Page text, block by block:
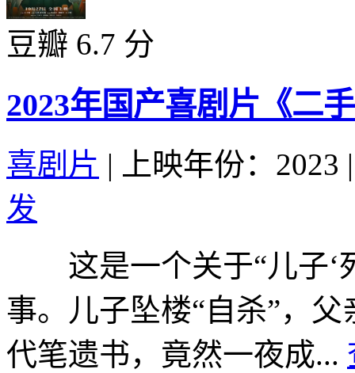
豆瓣 6.7 分
2023年国产喜剧片《二
喜剧片 | 上映年份：2023 |
发
这是一个关于“儿子‘死
事。儿子坠楼“自杀”，
代笔遗书，竟然一夜成...